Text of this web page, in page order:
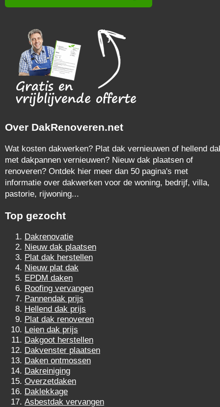
Over DakRenoveren.net
Wat kosten dakwerken? Plat dak vernieuwen of hellend
met dakpannen vernieuwen? Nieuw dak plaatsen of
renoveren? Ontdek hier meer dan 50 pagina's met
informatie over dakwerken voor de woning, bedrijf, villa,
pastorie, rijwoning...
Top gezocht
Dakrenovatie
Nieuw dak plaatsen
Plat dak herstellen
Nieuw plat dak
EPDM daken
Roofing vervangen
Pannendak prijs
Hellend dak prijs
Plat dak renoveren
Leien dak prijs
Dakgoot herstellen
Dakvenster plaatsen
Daken ontmossen
Dakreiniging
Overzetdaken
Daklekkage
Asbestdak vervangen